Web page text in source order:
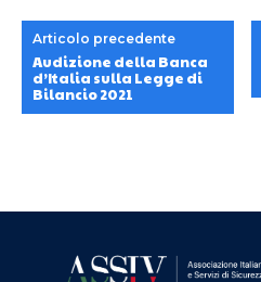
Articolo precedente
Audizione della Banca
d’Italia sulla Legge di
Bilancio 2021